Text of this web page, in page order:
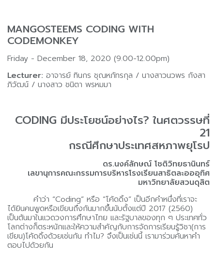
MANGOSTEEMS CODING WITH
CODEMONKEY
Friday - December 18, 2020 (9.00-12.00pm)
Lecturer: อาจารย์ ทินกร ชุณหภัทรกุล / นางสาวนวพร กังสา
ภิวัฒน์ / นางสาว ชนิตา พรหมมา
CODING มีประโยชน์อย่างไร? ในศตวรรษที่
21
กรณีศึกษาประเทศสหภาพยุโรป
ดร.นงค์ลักษณ์ โชติวิทยธานินทร์
เลขานุการคณะกรรมการบริหารโรงเรียนสาธิตละอออุทิศ
มหาวิทยาลัยสวนดุสิต
คำว่า “Coding” หรือ “โค้ดดิ้ง” เป็นอีกคำหนึ่งที่เราจะ
ได้ยินคนพูดหรือเขียนถึงกันมากขึ้นนับตั้งแต่ปี 2017 (2560)
เป็นต้นมาในแวดวงการศึกษาไทย และรัฐบาลของทุก ๆ ประเทศทั่ว
โลกต่างก็ตระหนักและให้ความสำคัญกับการจัดการเรียนรู้วิชา(การ
เขียน)โค้ดดิ้งด้วยเช่นกัน ทำไม? จึงเป็นเช่นนี้ เรามาร่วมค้นหาคำ
ตอบไปด้วยกัน